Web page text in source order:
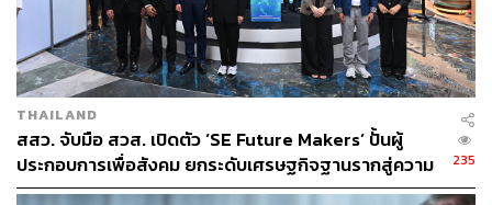
THAILAND
สสว. จับมือ สวส. เปิดตัว ‘SE Future Makers’ ปั้นผู้
ประกอบการเพื่อสังคม ยกระดับเศรษฐกิจฐานรากสู่ความ
ยั่งยืน
235